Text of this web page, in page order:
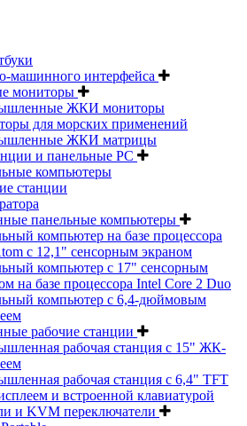
машинного интерфейса
мониторы
ЖКИ мониторы
для морских применений
ЖКИ матрицы
и панельные РС
компьютеры
станции
панельные компьютеры
компьютер на базе процессора
с 12,1" сенсорным экраном
компьютер с 17" сенсорным
на базе процессора Intel Core 2 Duo
компьютер с 6,4-дюймовым
рабочие станции
рабочая станция с 15" ЖК-
рабочая станция с 6,4" TFT
и встроенной клавиатурой
и KVM переключатели